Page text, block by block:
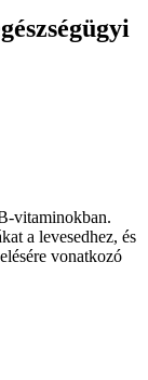
vitaminokban.
a levesedhez, és
vonatkozó